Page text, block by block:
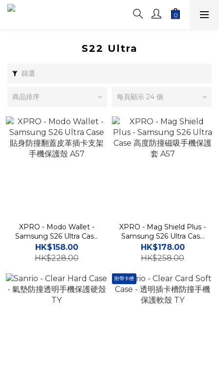
S22 Ultra
篩選
商品排序 每頁顯示 24 個
XPRO - Modo Wallet -
Samsung S26 Ultra Case
貼身防撞翻蓋皮革插卡支架
手機保護殼 A57
HK$158.00
HK$228.00
XPRO - Mag Shield Plus -
Samsung S26 Ultra Case
高度防撞磁吸手機保護套
A57
HK$178.00
HK$258.00
附帶卡槽